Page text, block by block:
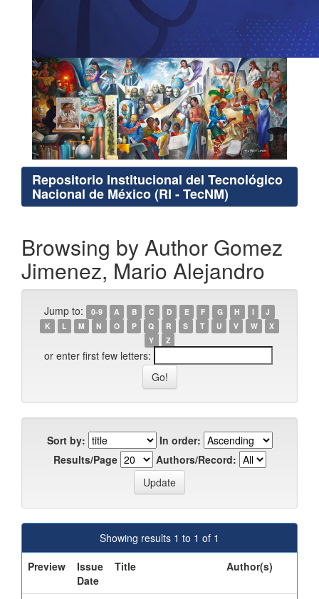
Repositorio Institucional del Tecnológico
Nacional de México (RI - TecNM)
Browsing by Author Gomez
Jimenez, Mario Alejandro
Jump to: 0-9 A B C D E F G H I
J
K
L M N O P Q R S T U V W
X
Y
Z
or enter first few letters:
Sort by:
In order:
Results/Page
Authors/Record:
Showing results 1 to 1 of 1
Preview
Issue
Date
Title Author(s)